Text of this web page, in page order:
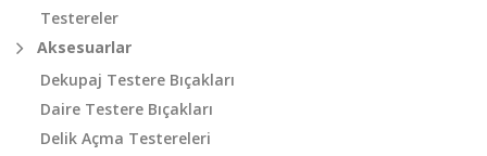
Testereler
Aksesuarlar
Dekupaj Testere Bıçakları
Daire Testere Bıçakları
Delik Açma Testereleri